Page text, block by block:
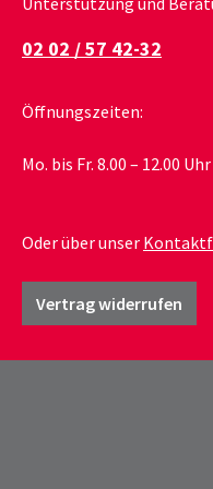
02 02 / 57 42-32
Öffnungszeiten:
Mo. bis Fr. 8.00 – 12.00 Uhr
Oder über unser
Vertrag widerrufen